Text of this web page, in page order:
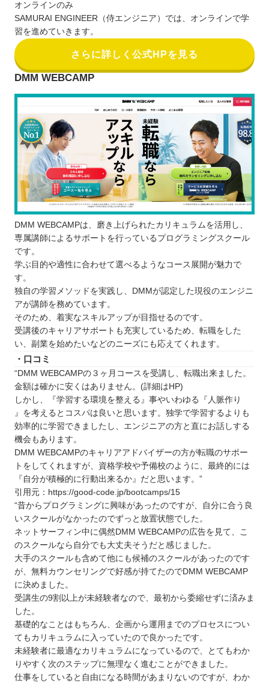
オンラインのみ
SAMURAI ENGINEER（侍エンジニア）では、オンラインで学
習を進めていきます。
さらに詳しく公式HPを見る
DMM WEBCAMP
DMM WEBCAMPは、磨き上げられたカリキュラムを活用し、
専属講師によるサポートを行っているプログラミングスクール
です。
学ぶ目的や適性に合わせて選べるようなコース展開が魅力で
す。
独自の学習メソッドを実践し、DMMが認定した現役のエンジニ
アが講師を務めています。
そのため、着実なスキルアップが目指せるのです。
受講後のキャリアサポートも充実しているため、転職をした
い、副業を始めたいなどのニーズにも応えてくれます。
・口コミ
“DMM WEBCAMPの３ヶ月コースを受講し、転職出来ました。
金額は確かに安くはありません。(詳細はHP)
しかし、『学習する環境を整える』事やいわゆる『人脈作り
』を考えるとコスパは良いと思います。独学で学習するよりも
効率的に学習できましたし、エンジニアの方と直にお話しする
機会もあります。
DMM WEBCAMPのキャリアアドバイザーの方が転職のサポー
トをしてくれますが、資格学校や予備校のように、最終的には
『自分が積極的に行動出来るか』だと思います。”
引用元：https://good-code.jp/bootcamps/15
“昔からプログラミングに興味があったのですが、自分に合う良
いスクールがなかったのでずっと放置状態でした。
ネットサーフィン中に偶然DMM WEBCAMPの広告を見て、こ
のスクールなら自分でも大丈夫そうだと感じました。
大手のスクールも含めて他にも候補のスクールがあったのです
が、無料カウンセリングで好感が持てたのでDMM WEBCAMP
に決めました。
受講生の9割以上が未経験者なので、最初から委縮せずに済みま
した。
基礎的なことはもちろん、企画から運用までのプロセスについ
てもカリキュラムに入っていたので良かったです。
未経験者に最適なカリキュラムになっているので、とてもわか
りやすく次のステップに無理なく進むことができました。
仕事をしていると自由になる時間があまりないのですが、わか